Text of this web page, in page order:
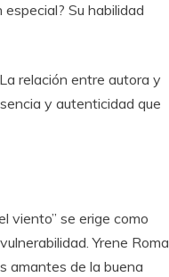
Su habilidad
relación entre autora y
y autenticidad que
viento” se erige como
Yrene Roma
amantes de la buena